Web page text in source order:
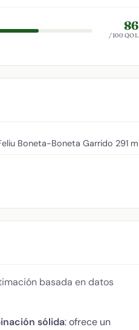
86
/100 QOL
Boneta-Boneta Garrido 291 m
basada en datos
sólida: ofrece un